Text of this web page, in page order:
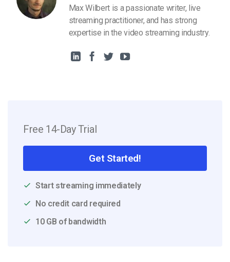
Max Wilbert is a passionate writer, live
streaming practitioner, and has strong
expertise in the video streaming industry.
Free 14-Day Trial
Get Started!
Start streaming immediately
No credit card required
10 GB of bandwidth